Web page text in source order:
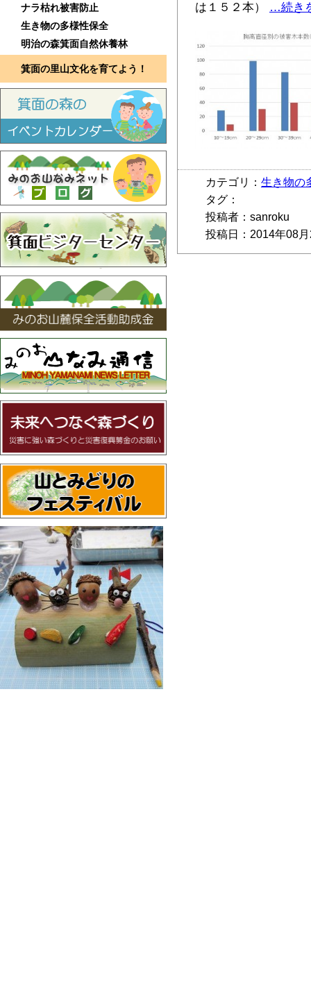
ナラ枯れ被害防止
生き物の多様性保全
明治の森箕面自然休養林
箕面の里山文化を育てよう！
は１５２本）
…続き
カテゴリ： 生き物の
タグ：
投稿者：sanroku
投稿日：2014年08